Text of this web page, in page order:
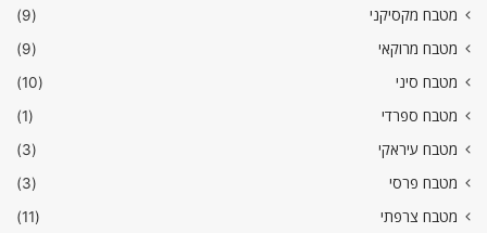
מטבח מקסיקני
(9)
מטבח מרוקאי
(9)
מטבח סיני
(10)
מטבח ספרדי
(1)
מטבח עיראקי
(3)
מטבח פרסי
(3)
מטבח צרפתי
(11)